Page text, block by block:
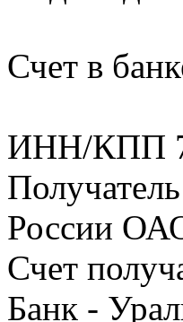
Счет в
ИНН/КПП
России
Счет
Банк -